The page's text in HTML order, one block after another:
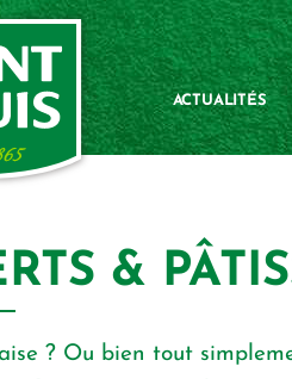
ACTUALITÉS
&
? Ou bien tout